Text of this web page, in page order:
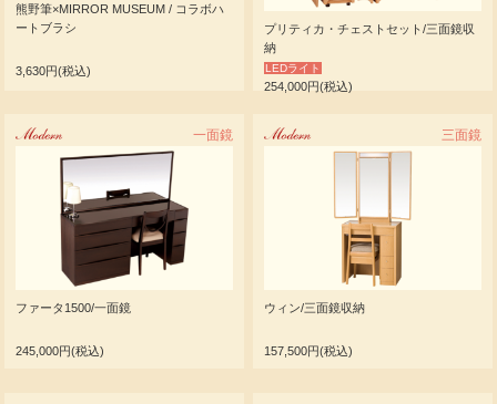
熊野筆×MIRROR MUSEUM / コラボハ
ートブラシ
3,630円(税込)
プリティカ・チェストセット/三面鏡収
納
LEDライト
254,000円(税込)
一面鏡
ファータ1500/一面鏡
245,000円(税込)
三面鏡
ウィン/三面鏡収納
157,500円(税込)